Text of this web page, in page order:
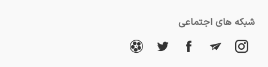
شبکه های اجتماعی